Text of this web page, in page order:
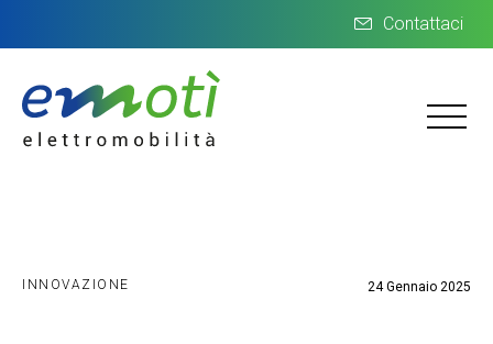
Contattaci
INNOVAZIONE 24 Gennaio 2025